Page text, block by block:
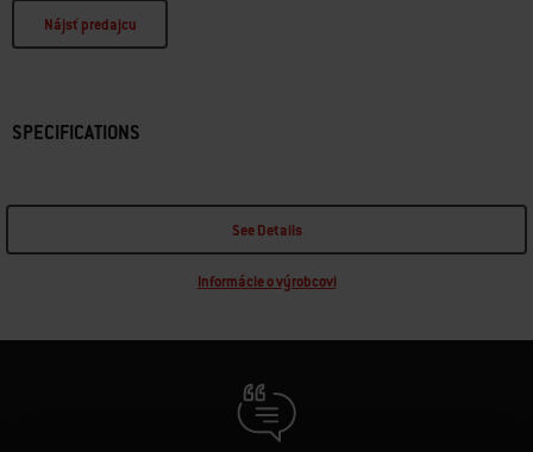
Nájsť predajcu
SPECIFICATIONS
See Details
Informácie o výrobcovi